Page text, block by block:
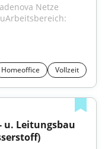
Netze
Homeoffice Vollzeit
Leitungsbau